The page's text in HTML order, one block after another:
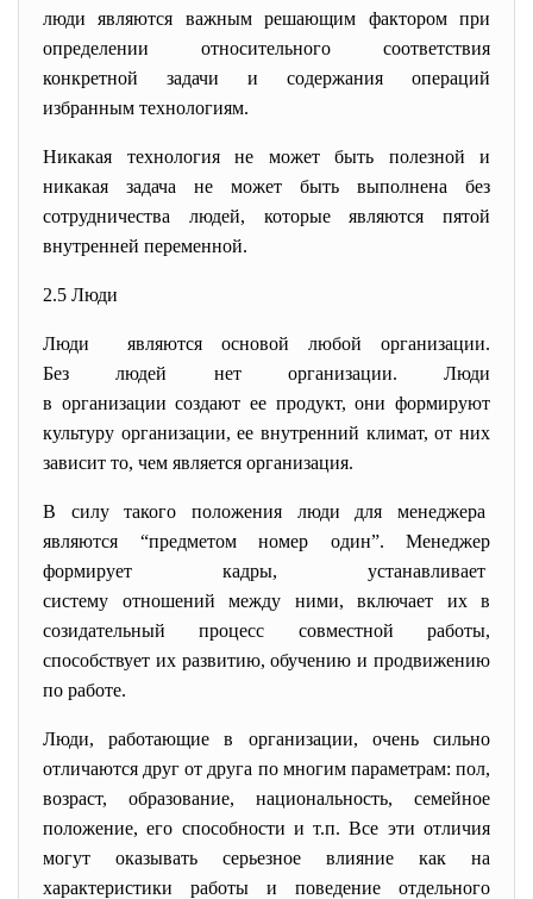
люди являются важным решающим фактором при
определении относительного соответствия
конкретной задачи и содержания операций
избранным технологиям.
Никакая технология не может быть полезной и
никакая задача не может быть выполнена без
сотрудничества людей, которые являются пятой
внутренней переменной.
2.5 Люди
Люди являются основой любой организации.
Без людей нет организации. Люди
в организации создают ее продукт, они формируют
культуру организации, ее внутренний климат, от них
зависит то, чем является организация.
В силу такого положения люди для менеджера
являются “предметом номер один”. Менеджер
формирует кадры, устанавливает
систему отношений между ними, включает их в
созидательный процесс совместной работы,
способствует их развитию, обучению и продвижению
по работе.
Люди, работающие в организации, очень сильно
отличаются друг от друга по многим параметрам: пол,
возраст, образование, национальность, семейное
положение, его способности и т.п. Все эти отличия
могут оказывать серьезное влияние как на
характеристики работы и поведение отдельного